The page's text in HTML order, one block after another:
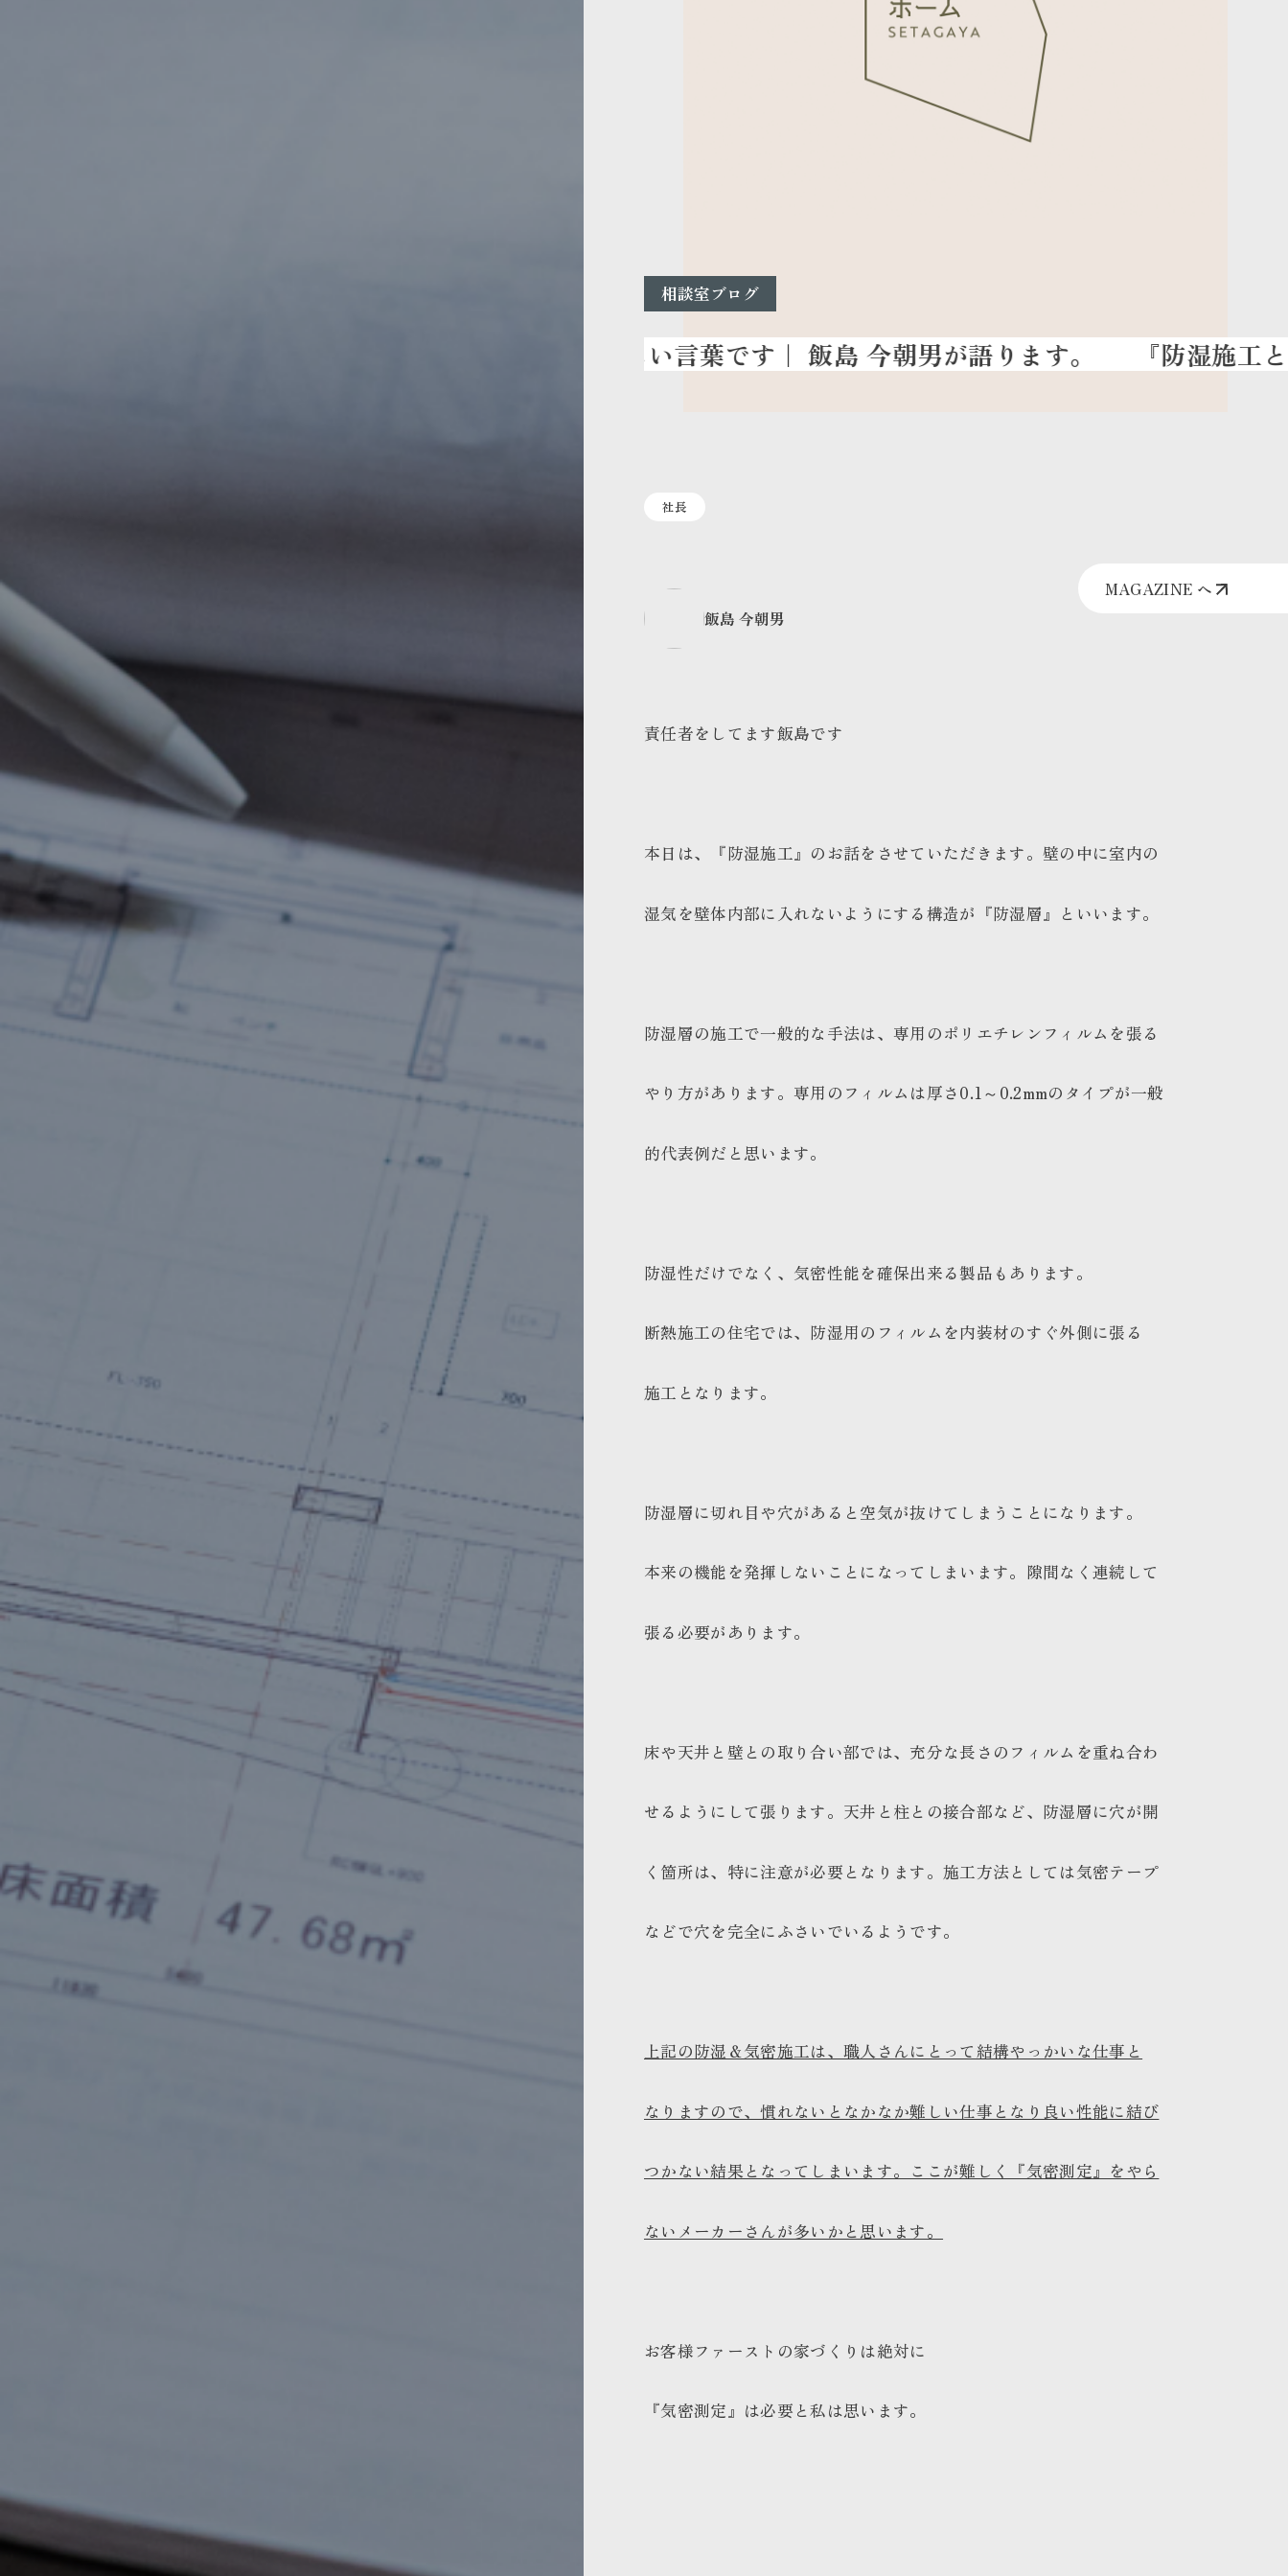
相談室ブログ
『防湿施工とは』覚
社長
MAGAZINE へ
飯島 今朝男
責任者をしてます飯島です
本日は、『防湿施工』のお話をさせていただきます。壁の中に室内の
湿気を壁体内部に入れないようにする構造が『防湿層』といいます。
防湿層の施工で一般的な手法は、専用のポリエチレンフィルムを張る
やり方があります。専用のフィルムは厚さ0.1～0.2mmのタイプが一般
的代表例だと思います。
防湿性だけでなく、気密性能を確保出来る製品もあります。
断熱施工の住宅では、防湿用のフィルムを内装材のすぐ外側に張る
施工となります。
防湿層に切れ目や穴があると空気が抜けてしまうことになります。
本来の機能を発揮しないことになってしまいます。隙間なく連続して
張る必要があります。
床や天井と壁との取り合い部では、充分な長さのフィルムを重ね合わ
せるようにして張ります。天井と柱との接合部など、防湿層に穴が開
く箇所は、特に注意が必要となります。施工方法としては気密テープ
などで穴を完全にふさいでいるようです。
上記の防湿＆気密施工は、職人さんにとって結構やっかいな仕事と
なりますので、慣れないとなかなか難しい仕事となり良い性能に結び
つかない結果となってしまいます。ここが難しく『気密測定』をやら
ないメーカーさんが多いかと思います。
お客様ファーストの家づくりは絶対に
『気密測定』は必要と私は思います。